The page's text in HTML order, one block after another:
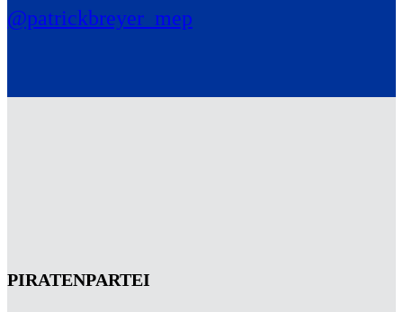
@patrickbreyer_mep
PIRATENPARTEI